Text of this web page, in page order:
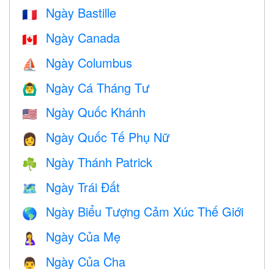
🇫🇷 Ngày Bastille
🇨🇦 Ngày Canada
⛵️ Ngày Columbus
🙆‍♂️ Ngày Cá Tháng Tư
🇺🇸 Ngày Quốc Khánh
👩 Ngày Quốc Tế Phụ Nữ
☘️ Ngày Thánh Patrick
🗺️ Ngày Trái Đất
🌎 Ngày Biểu Tượng Cảm Xúc Thế Giới
🤱 Ngày Của Mẹ
👨 Ngày Của Cha